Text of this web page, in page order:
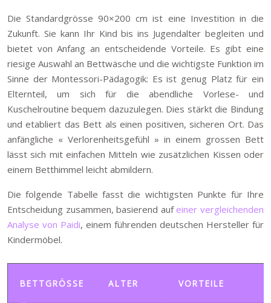
Die Standardgrösse 90×200 cm ist eine Investition in die
Zukunft. Sie kann Ihr Kind bis ins Jugendalter begleiten und
bietet von Anfang an entscheidende Vorteile. Es gibt eine
riesige Auswahl an Bettwäsche und die wichtigste Funktion im
Sinne der Montessori-Pädagogik: Es ist genug Platz für ein
Elternteil, um sich für die abendliche Vorlese- und
Kuschelroutine bequem dazuzulegen. Dies stärkt die Bindung
und etabliert das Bett als einen positiven, sicheren Ort. Das
anfängliche « Verlorenheitsgefühl » in einem grossen Bett
lässt sich mit einfachen Mitteln wie zusätzlichen Kissen oder
einem Betthimmel leicht abmildern.
Die folgende Tabelle fasst die wichtigsten Punkte für Ihre
Entscheidung zusammen, basierend auf einer vergleichenden
Analyse von Paidi, einem führenden deutschen Hersteller für
Kindermöbel.
BETTGRÖSSE ALTER VORTEILE